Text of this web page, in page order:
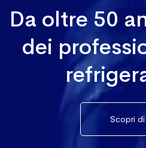
Da oltre 50
dei
Scopri di